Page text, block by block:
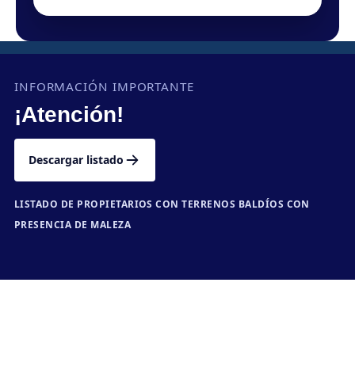
INFORMACIÓN IMPORTANTE
¡Atención!
LISTADO DE PROPIETARIOS CON TERRENOS BALDÍOS CON
PRESENCIA DE MALEZA
Descargar listado